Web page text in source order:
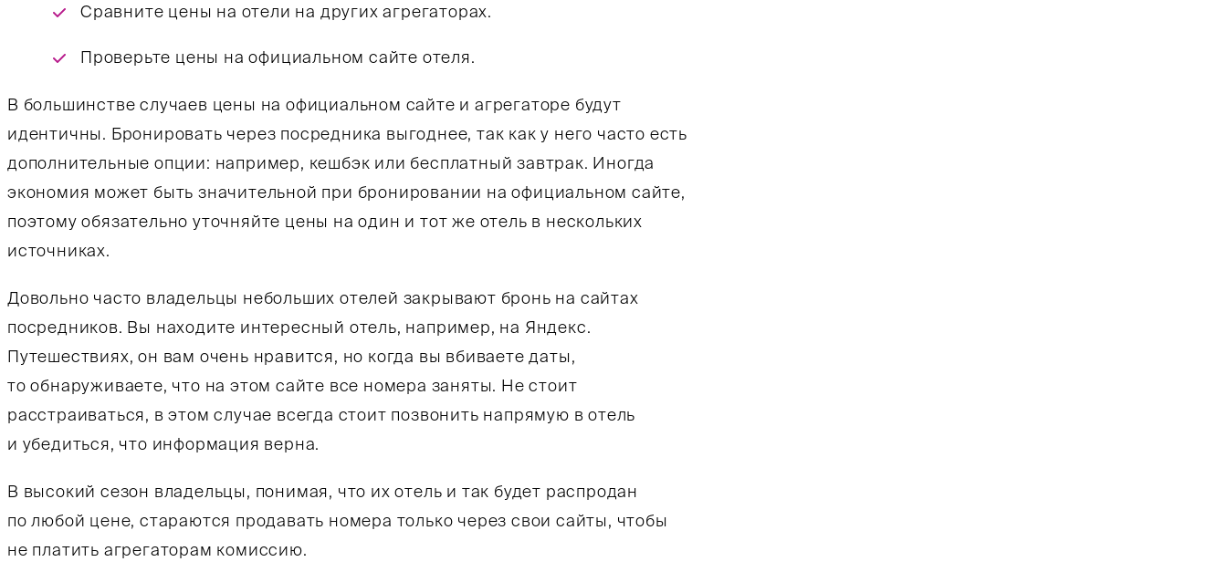
Сравните цены на отели на других агрегаторах.
Проверьте цены на официальном сайте отеля.
В большинстве случаев цены на официальном сайте и агрегаторе будут
идентичны. Бронировать через посредника выгоднее, так как у него часто есть
дополнительные опции: например, кешбэк или бесплатный завтрак. Иногда
экономия может быть значительной при бронировании на официальном сайте,
поэтому обязательно уточняйте цены на один и тот же отель в нескольких
источниках.
Довольно часто владельцы небольших отелей закрывают бронь на сайтах
посредников. Вы находите интересный отель, например, на Яндекс.
Путешествиях, он вам очень нравится, но когда вы вбиваете даты,
то обнаруживаете, что на этом сайте все номера заняты. Не стоит
расстраиваться, в этом случае всегда стоит позвонить напрямую в отель
и убедиться, что информация верна.
В высокий сезон владельцы, понимая, что их отель и так будет распродан
по любой цене, стараются продавать номера только через свои сайты, чтобы
не платить агрегаторам комиссию.